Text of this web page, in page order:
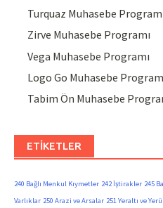
Turquaz Muhasebe
Zirve Muhasebe Programı
Vega Muhasebe Programı
Logo Go Muhasebe
Tabim Ön Muhasebe
ETIKETLER
240 Bağlı Menkul Kıymetler 242 İştirakler 245
Varlıklar 250 Arazi ve Arsalar 251 Yeraltı ve